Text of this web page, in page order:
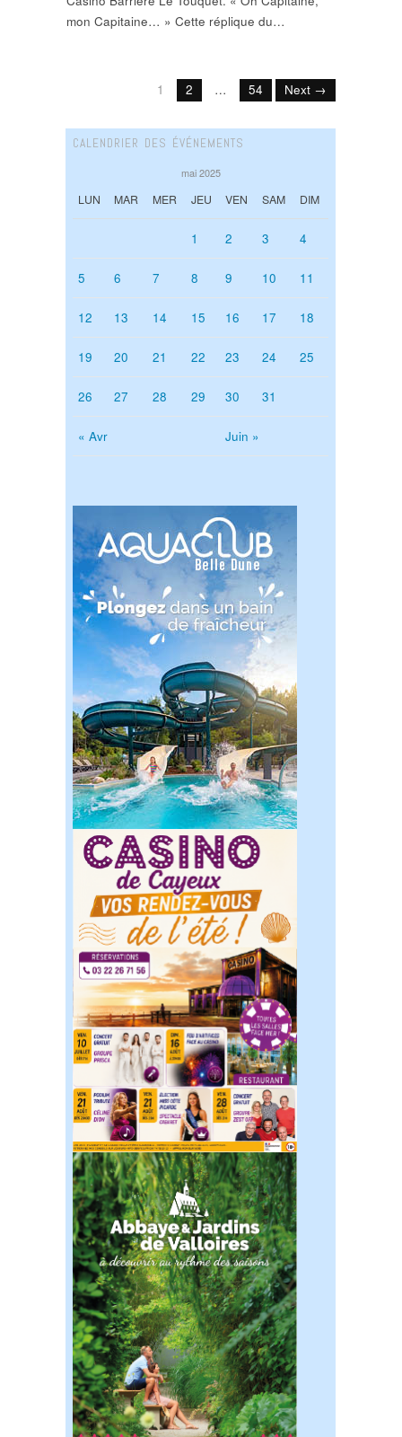
mon Capitaine… » Cette réplique du…
1 2 … 54 Next →
CALENDRIER DES ÉVÉNEMENTS
mai 2025
LUN MAR MER JEU VEN SAM DIM
« Avr Juin »
1 2 3 4
5 6 7 8 9 10 11
12 13 14 15 16 17 18
19 20 21 22 23 24 25
26 27 28 29 30 31